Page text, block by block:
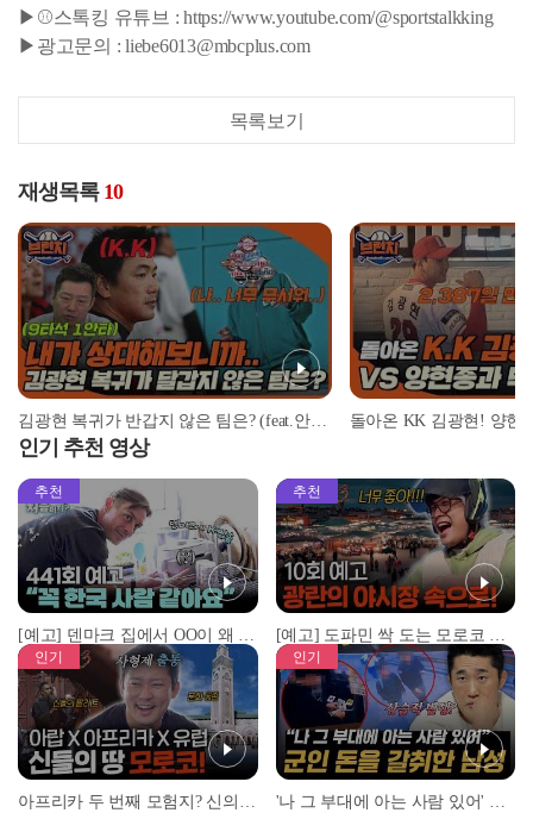
▶⚾스톡킹 유튜브 : https://www.youtube.com/@sportstalkking
▶광고문의 : liebe6013@mbcplus.com
목록보기
재생목록 10
김광현 복귀가 반갑지 않은 팀은? (feat.안치용 vs 김광현 상대전적) | #베이스볼런치 2022.03.11
인기 추천 영상
추천
[예고] 덴마크 집에서 OO이 왜 나와...? 이상할 정도로 한국을 사랑하는 우리 형을 제보합니다!
추천
[예고] 도파민 싹 도는 모로코 야시장 투어!
인기 인기